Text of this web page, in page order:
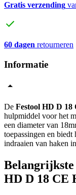
Gratis verzending
60 dagen retourneren
Informatie
De Festool HD D
hulpmiddel voor het
een diameter van
toepassingen en
indraaien van haken
Belangrijkste
HD D 18 CE